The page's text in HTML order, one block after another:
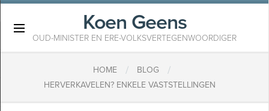
Koen Geens
OUD-MINISTER EN ERE-VOLKSVERTEGENWOORDIGER
HOME / BLOG /
HERVERKAVELEN? ENKELE VASTSTELLINGEN